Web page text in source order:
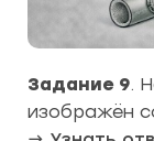
Задание 9.
изображён